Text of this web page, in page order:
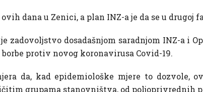
dana u Zenici, a plan INZ-a je da se u
zadovoljstvo dosadašnjom saradnjom INZ-a i
protiv novog koronavirusa Covid-19.
da, kad epidemiološke mjere to dozvole,
grupama stanovništva, od poljoprivrednih